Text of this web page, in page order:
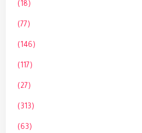
(18)
(77)
(146)
(117)
(27)
(313)
(63)